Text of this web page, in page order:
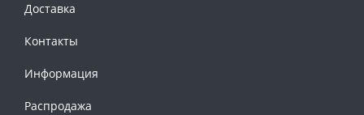
Доставка
Контакты
Информация
Распродажа